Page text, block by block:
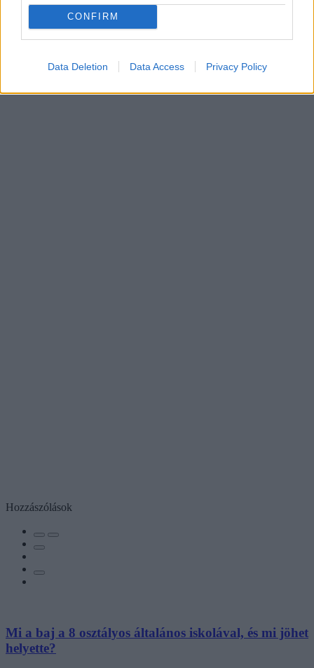
CONFIRM
Data Deletion Data Access Privacy Policy
Hozzászólások
Mi a baj a 8 osztályos általános iskolával, és mi jöhet
helyette?